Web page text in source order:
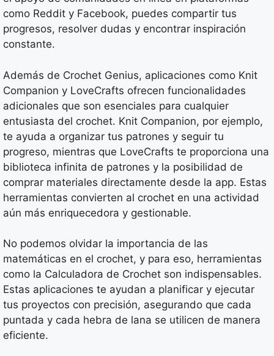
como Reddit y Facebook, puedes compartir tus
progresos, resolver dudas y encontrar inspiración
constante.
Además de Crochet Genius, aplicaciones como Knit
Companion y LoveCrafts ofrecen funcionalidades
adicionales que son esenciales para cualquier
entusiasta del crochet. Knit Companion, por ejemplo,
te ayuda a organizar tus patrones y seguir tu
progreso, mientras que LoveCrafts te proporciona una
biblioteca infinita de patrones y la posibilidad de
comprar materiales directamente desde la app. Estas
herramientas convierten al crochet en una actividad
aún más enriquecedora y gestionable.
No podemos olvidar la importancia de las
matemáticas en el crochet, y para eso, herramientas
como la Calculadora de Crochet son indispensables.
Estas aplicaciones te ayudan a planificar y ejecutar
tus proyectos con precisión, asegurando que cada
puntada y cada hebra de lana se utilicen de manera
eficiente.